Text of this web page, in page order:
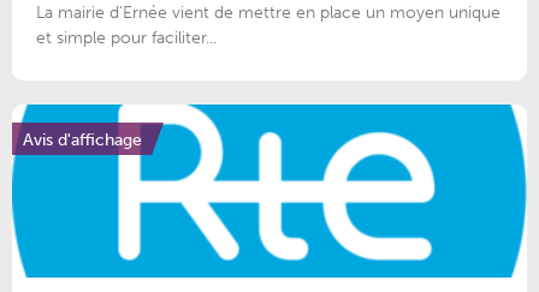
La mairie d’Ernée vient de mettre en place un moyen unique
et simple pour faciliter...
Avis d'affichage